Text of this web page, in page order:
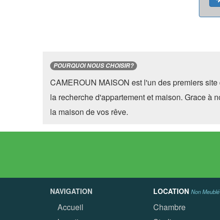
POURQUOI NOUS CHOISIR?
CAMEROUN MAISON est l'un des premiers
la recherche d'appartement et maison. Grace à
la maison de vos rêve.
NAVIGATION
Accueil
LOCATION Non Meublé
Chambre